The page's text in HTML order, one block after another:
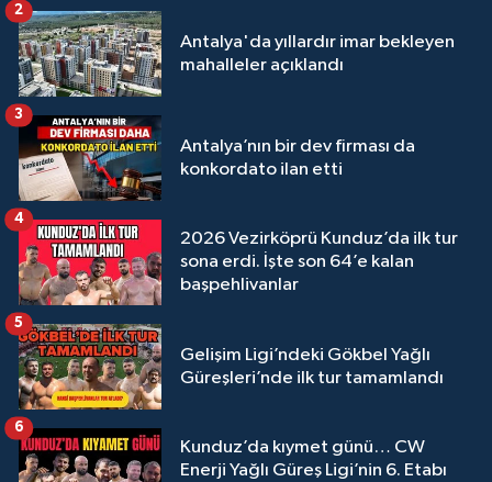
Antalya'da yıllardır imar bekleyen
mahalleler açıklandı
2
Antalya’nın bir dev firması da
konkordato ilan etti
3
2026 Vezirköprü Kunduz’da ilk tur
sona erdi. İşte son 64’e kalan
başpehlivanlar
4
Gelişim Ligi’ndeki Gökbel Yağlı
Güreşleri’nde ilk tur tamamlandı
5
Kunduz’da kıymet günü… CW
Enerji Yağlı Güreş Ligi’nin 6. Etabı
6